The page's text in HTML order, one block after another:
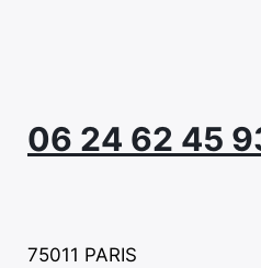
06 24 62 45
75011 PARIS